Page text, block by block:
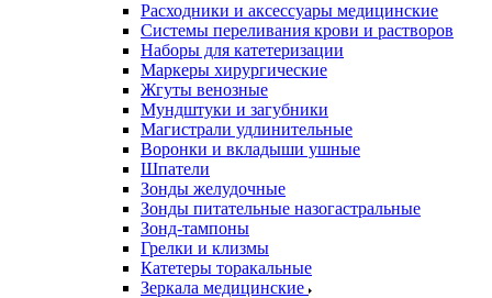
Расходники и аксессуары медицинские
Системы переливания крови и растворов
Наборы для катетеризации
Маркеры хирургические
Жгуты венозные
Мундштуки и загубники
Магистрали удлинительные
Воронки и вкладыши ушные
Шпатели
Зонды желудочные
Зонды питательные назогастральные
Зонд-тампоны
Грелки и клизмы
Катетеры торакальные
Зеркала медицинские